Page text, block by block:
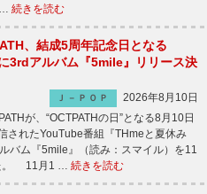
… 続きを読む
、結成5周年記念日となる
3rdアルバム『5mile』リリース決
Ｊ－ＰＯＰ
2026年8月10日
が、“OCTPATHの日”となる8月10日
されたYouTube番組『THmeと夏休み
バム『5mile』（読み：スマイル）を11
。 11月1 … 続きを読む